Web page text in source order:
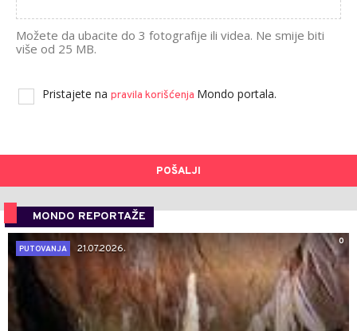
Možete da ubacite do 3 fotografije ili videa. Ne smije biti
više od 25 MB.
Pristajete na pravila korišćenja Mondo portala.
POŠALJI
MONDO REPORTAŽE
0
PUTOVANJA
21.07.2026.